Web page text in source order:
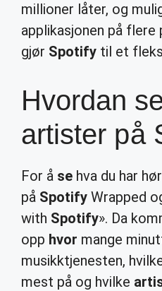
millioner låter, og
applikasjonen på flere
gjør Spotify til et
Hvordan
artister på
For å se hva du har
på Spotify Wrapped
with Spotify». Da
opp hvor mange
musikktjenesten,
mest på og hvilke